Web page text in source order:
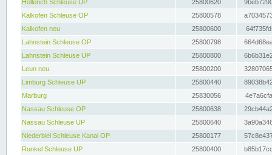
Hollerich Schleuse UP
25800620
Kalkofen Schleuse OP
25800578
Kalkofen neu
25800600
Lahnstein Schleuse OP
25800798
Lahnstein Schleuse UP
25800800
Leun neu
25800200
Limburg Schleuse UP
25800440
Marburg
25830056
Nassau Schleuse OP
25800638
Nassau Schleuse UP
25800640
Niederbiel Schleuse Kanal OP
25800177
Runkel Schleuse UP
25800400